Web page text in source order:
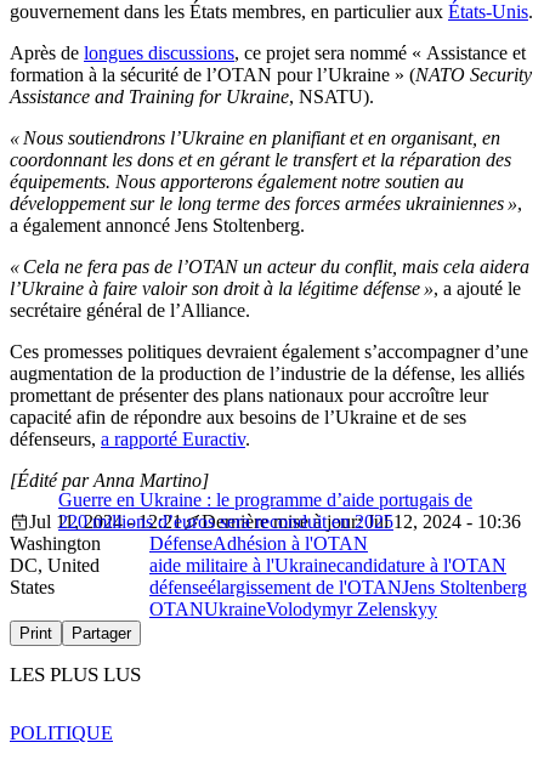
gouvernement dans les États membres, en particulier aux États-Unis.
Après de longues discussions, ce projet sera nommé « Assistance et
formation à la sécurité de l’OTAN pour l’Ukraine » (NATO Security
Assistance and Training for Ukraine, NSATU).
« Nous soutiendrons l’Ukraine en planifiant et en organisant, en
coordonnant les dons et en gérant le transfert et la réparation des
équipements. Nous apporterons également notre soutien au
développement sur le long terme des forces armées ukrainiennes »,
a également annoncé Jens Stoltenberg.
« Cela ne fera pas de l’OTAN un acteur du conflit, mais cela aidera
l’Ukraine à faire valoir son droit à la légitime défense », a ajouté le
secrétaire général de l’Alliance.
Ces promesses politiques devraient également s’accompagner d’une
augmentation de la production de l’industrie de la défense, les alliés
promettant de présenter des plans nationaux pour accroître leur
capacité afin de répondre aux besoins de l’Ukraine et de ses
défenseurs, a rapporté Euractiv.
Guerre en Ukraine : le programme d’aide portugais de
220 millions d’euros sera reconduit en 2025
[Édité par Anna Martino]
Jul 11, 2024 - 12:21
Dernière mise à jour: Jul 12, 2024 - 10:36
Washington
DC, United
States
DéfenseAdhésion à l'OTAN
aide militaire à l'Ukrainecandidature à l'OTAN
défenseélargissement de l'OTANJens Stoltenberg
OTANUkraineVolodymyr Zelenskyy
Print Partager
LES PLUS LUS
POLITIQUE